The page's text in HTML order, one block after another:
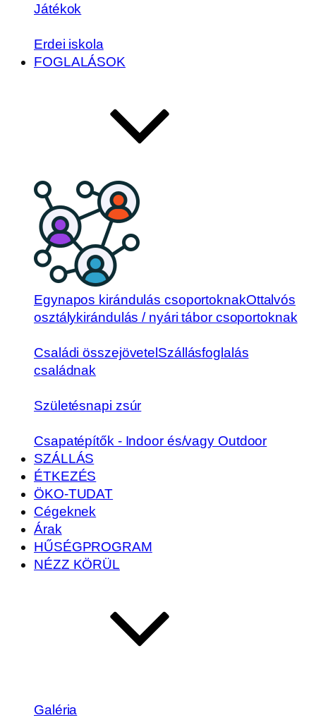
Játékok
Erdei iskola
FOGLALÁSOK
Egynapos kirándulás csoportoknakOttalvós
osztálykirándulás / nyári tábor csoportoknak
Családi összejövetelSzállásfoglalás
családnak
Születésnapi zsúr
Csapatépítők - Indoor és/vagy Outdoor
SZÁLLÁS
ÉTKEZÉS
ÖKO-TUDAT
Cégeknek
Árak
HŰSÉGPROGRAM
NÉZZ KÖRÜL
Galéria